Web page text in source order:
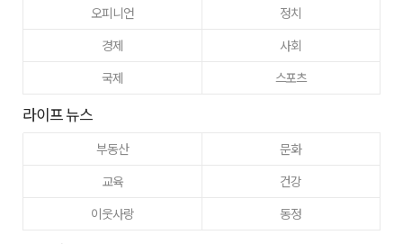
오피니언
정치
경제
사회
국제
스포츠
라이프 뉴스
부동산
문화
교육
건강
이웃사랑
동정